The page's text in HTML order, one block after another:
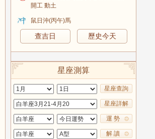
開工 動土
鼠日沖(丙午)馬
查吉日 歷史今天
星座測算
星座查詢
星座詳解
運 勢
解 讀